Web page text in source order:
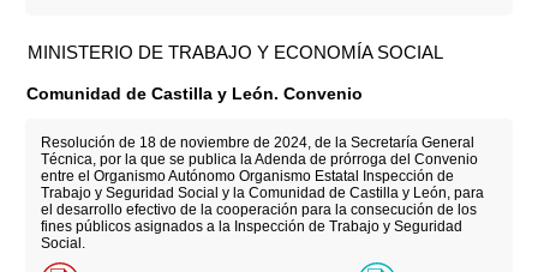
MINISTERIO DE TRABAJO Y ECONOMÍA SOCIAL
Comunidad de Castilla y León. Convenio
Resolución de 18 de noviembre de 2024, de la Secretaría General
Técnica, por la que se publica la Adenda de prórroga del Convenio
entre el Organismo Autónomo Organismo Estatal Inspección de
Trabajo y Seguridad Social y la Comunidad de Castilla y León, para
el desarrollo efectivo de la cooperación para la consecución de los
fines públicos asignados a la Inspección de Trabajo y Seguridad
Social.